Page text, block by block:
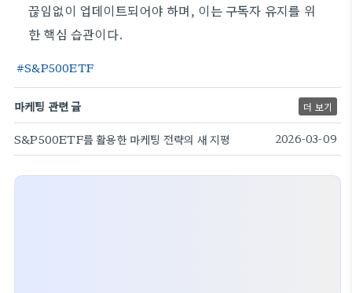
끊임없이 업데이트되어야 하며, 이는 구독자 유지를 위
한 핵심 습관이다.
S&P500ETF
마케팅 관련 글 더 보기
S&P500ETF를 활용한 마케팅 전략의 새 지평 2026-03-09